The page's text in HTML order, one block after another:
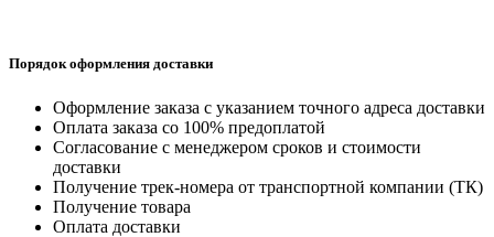
Порядок оформления доставки
Оформление заказа с указанием точного адреса доставки
Оплата заказа со 100% предоплатой
Согласование с менеджером сроков и стоимости
доставки
Получение трек-номера от транспортной компании (ТК)
Получение товара
Оплата доставки